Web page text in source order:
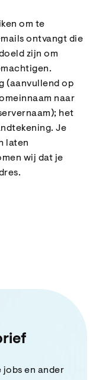
om te
ontvangt die
zijn om
(aanvullend op
naar
het
Je
laten
wij dat je
jobs en ander